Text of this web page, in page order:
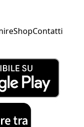
ShopContatti